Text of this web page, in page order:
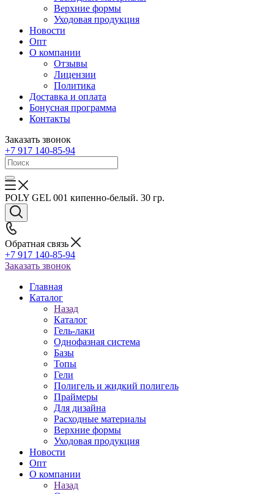
Верхние формы
Уходовая продукция
Новости
Опт
О компании
Отзывы
Лицензии
Политика
Доставка и оплата
Бонусная программа
Контакты
Заказать звонок
+7 917 140-85-94
POLY GEL 001 кипенно-белый. 30 гр.
Обратная связь
+7 917 140-85-94
Заказать звонок
Главная
Каталог
Назад
Каталог
Гель-лаки
Однофазная система
Базы
Топы
Гели
Полигель и жидкий полигель
Праймеры
Для дизайна
Расходные материалы
Верхние формы
Уходовая продукция
Новости
Опт
О компании
Назад